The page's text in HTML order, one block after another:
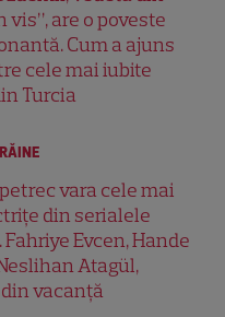
vis”, are o poveste
Cum a ajuns
cele mai iubite
Turcia
vara cele mai
din serialele
Evcen, Hande
Atagül,
vacanță